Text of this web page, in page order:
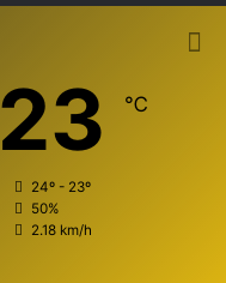
23 ℃
24º - 23º
50%
2.18 km/h